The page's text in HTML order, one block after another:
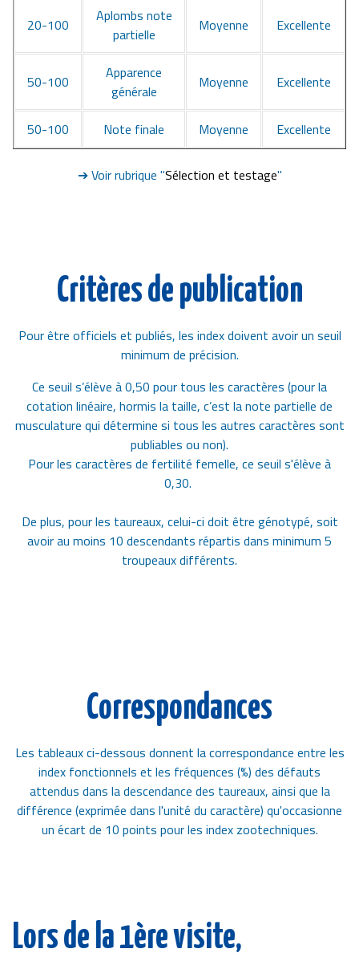
20-100
Aplombs note
partielle
Moyenne Excellente
50-100
Apparence
générale
Moyenne Excellente
50-100 Note finale Moyenne Excellente
➔ Voir rubrique "Sélection et testage"
Critères de publication
Pour être officiels et publiés, les index doivent avoir un seuil
minimum de précision.
Ce seuil s’élève à 0,50 pour tous les caractères (pour la
cotation linéaire, hormis la taille, c’est la note partielle de
musculature qui détermine si tous les autres caractères sont
publiables ou non).
Pour les caractères de fertilité femelle, ce seuil s'élève à
0,30.
De plus, pour les taureaux, celui-ci doit être génotypé, soit
avoir au moins 10 descendants répartis dans minimum 5
troupeaux différents.
Correspondances
Les tableaux ci-dessous donnent la correspondance entre les
index fonctionnels et les fréquences (%) des défauts
attendus dans la descendance des taureaux, ainsi que la
différence (exprimée dans l'unité du caractère) qu'occasionne
un écart de 10 points pour les index zootechniques.
Lors de la 1ère visite,